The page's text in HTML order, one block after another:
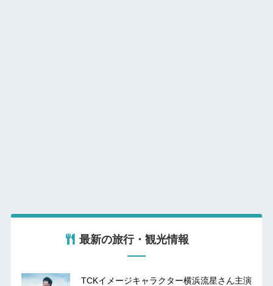
最新の旅行・観光情報
TCKイメージキャラクター横浜流星さん主演